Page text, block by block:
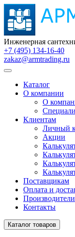
Инженерная
+7 (495) 134-16-40
zakaz@armtrading.ru
Каталог
О компании
О
Клиентам
Личный
Акции
Поставщикам
Оплата и
Производители
Контакты
Каталог товаров